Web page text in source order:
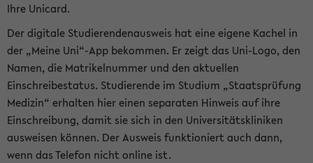
Ihre Unicard.
Der digitale Studierendenausweis hat eine eigene Kachel in
der „Meine Uni“-App bekommen. Er zeigt das Uni-Logo, den
Namen, die Matrikelnummer und den aktuellen
Einschreibestatus. Studierende im Studium „Staatsprüfung
Medizin“ erhalten hier einen separaten Hinweis auf ihre
Einschreibung, damit sie sich in den Universitätskliniken
ausweisen können. Der Ausweis funktioniert auch dann,
wenn das Telefon nicht online ist.